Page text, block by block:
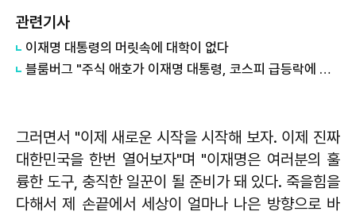
관련기사
이재명 대통령의 머릿속에 대학이 없다
블룸버그 "주식 애호가 이재명 대통령, 코스피 급등락에 역풍"
그러면서 "이제 새로운 시작을 시작해 보자. 이제 진짜
대한민국을 한번 열어보자"며 "이재명은 여러분의 훌
륭한 도구, 충직한 일꾼이 될 준비가 돼 있다. 죽을힘을
다해서 제 손끝에서 세상이 얼마나 나은 방향으로 바